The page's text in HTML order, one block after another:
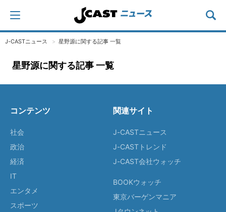
J-CASTニュース 星野源に関する記事 一覧
星野源に関する記事 一覧
コンテンツ
社会
政治
経済
IT
エンタメ
スポーツ
関連サイト
J-CASTニュース
J-CASTトレンド
J-CAST会社ウォッチ
BOOKウォッチ
東京バーゲンマニア